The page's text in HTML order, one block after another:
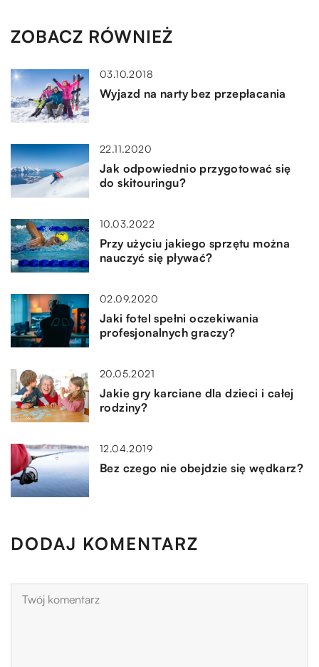
ZOBACZ RÓWNIEŻ
03.10.2018
Wyjazd na narty bez przepłacania
22.11.2020
Jak odpowiednio przygotować się
do skitouringu?
10.03.2022
Przy użyciu jakiego sprzętu można
nauczyć się pływać?
02.09.2020
Jaki fotel spełni oczekiwania
profesjonalnych graczy?
20.05.2021
Jakie gry karciane dla dzieci i całej
rodziny?
12.04.2019
Bez czego nie obejdzie się wędkarz?
DODAJ KOMENTARZ